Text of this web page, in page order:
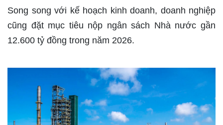
Song song với kế hoạch kinh doanh, doanh nghiệp
cũng đặt mục tiêu nộp ngân sách Nhà nước gần
12.600 tỷ đồng trong năm 2026.